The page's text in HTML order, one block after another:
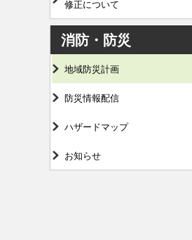
修正について
消防・防災
地域防災計画
防災情報配信
ハザードマップ
お知らせ